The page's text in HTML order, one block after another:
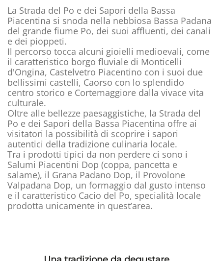
La Strada del Po e dei Sapori della Bassa
Piacentina si snoda nella nebbiosa Bassa Padana
del grande fiume Po, dei suoi affluenti, dei canali
e dei pioppeti.
Il percorso tocca alcuni gioielli medioevali, come
il caratteristico borgo fluviale di Monticelli
d'Ongina, Castelvetro Piacentino con i suoi due
bellissimi castelli, Caorso con lo splendido
centro storico e Cortemaggiore dalla vivace vita
culturale.
Oltre alle bellezze paesaggistiche, la Strada del
Po e dei Sapori della Bassa Piacentina offre ai
visitatori la possibilità di scoprire i sapori
autentici della tradizione culinaria locale.
Tra i prodotti tipici da non perdere ci sono i
Salumi Piacentini Dop (coppa, pancetta e
salame), il Grana Padano Dop, il Provolone
Valpadana Dop, un formaggio dal gusto intenso
e il caratteristico Cacio del Po, specialità locale
prodotta unicamente in quest’area.